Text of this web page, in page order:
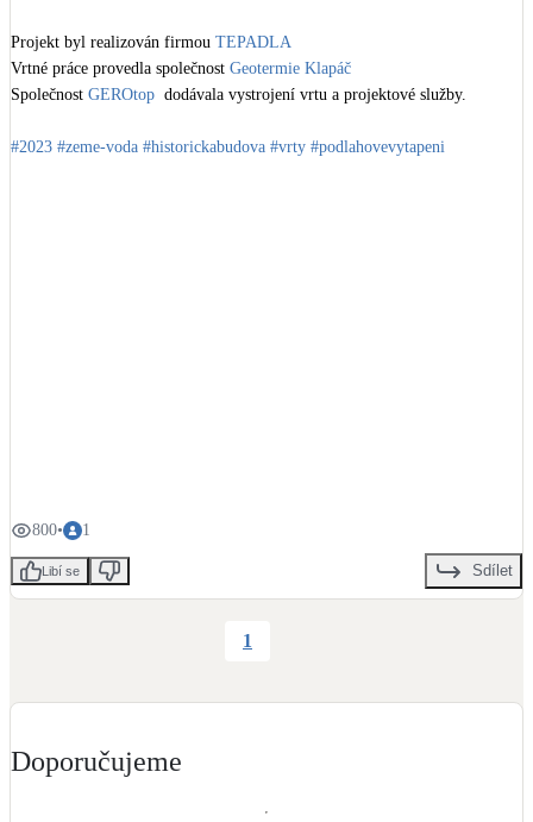
Bateriové úložiště
Pouze velké BESS
Retence deštové vody
Projekt byl realizován firmou TEPADLA
Vrtné práce provedla společnost Geotermie Klapáč
Společnost GEROtop
  dodávala vystrojení vrtu a projektové služby.
#2023 #zeme-voda #historickabudova #vrty #podlahovevytapeni
800• 1
Libí se Sdílet
1
Doporučujeme